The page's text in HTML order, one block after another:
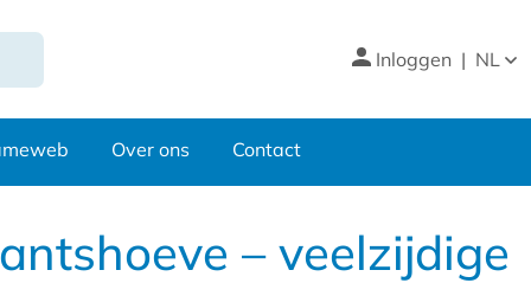
Inloggen | NL
Over ons Contact
– veelzijdige